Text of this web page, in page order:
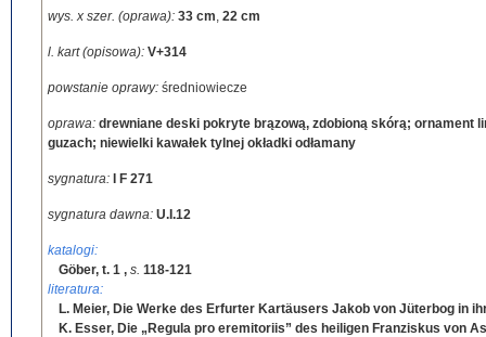
wys. x szer. (oprawa): 33 cm, 22 cm
l. kart (opisowa): V+314
powstanie oprawy: średniowiecze
oprawa: drewniane deski pokryte brązową, zdobioną skórą; ornament
guzach; niewielki kawałek tylnej okładki odłamany
sygnatura: I F 271
sygnatura dawna: U.I.12
katalogi:
Göber, t. 1 , s. 118-121
literatura:
L. Meier, Die Werke des Erfurter Kartäusers Jakob von Jüterbog in
K. Esser, Die „Regula pro eremitoriis” des heiligen Franziskus von